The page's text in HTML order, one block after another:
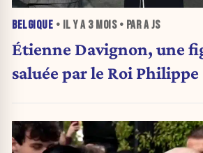
BELGIQUE • IL Y A 3 MOIS• PAR A JS
Étienne Davignon, une
saluée par le Roi Philippe